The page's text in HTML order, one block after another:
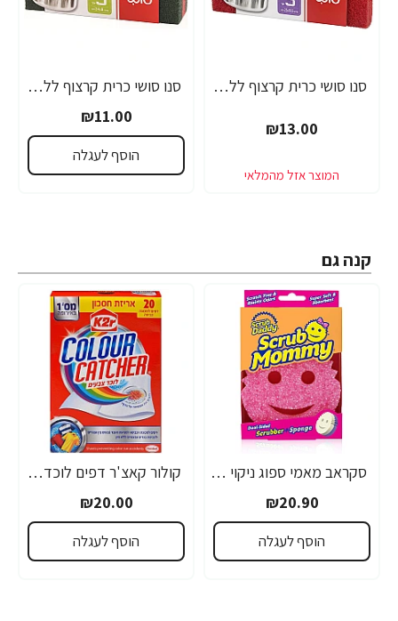
סנו סושי כרית קרצוף ללכלוך קשה במיוחד 3 יחידות
₪13.00
סנו סושי כרית קרצוף ללכלוך קשה 9 יחידות
₪11.00
הוסף לעגלה
קנה גם
סקראב מאמי ספוג ניקוי דו צדדי יחידה אחת - מבית Scrub Daddy
₪20.90
הוסף לעגלה
קולור קאצ'ר דפים לוכד צבע למכונת כביסה 20 דפים
₪20.00
הוסף לעגלה